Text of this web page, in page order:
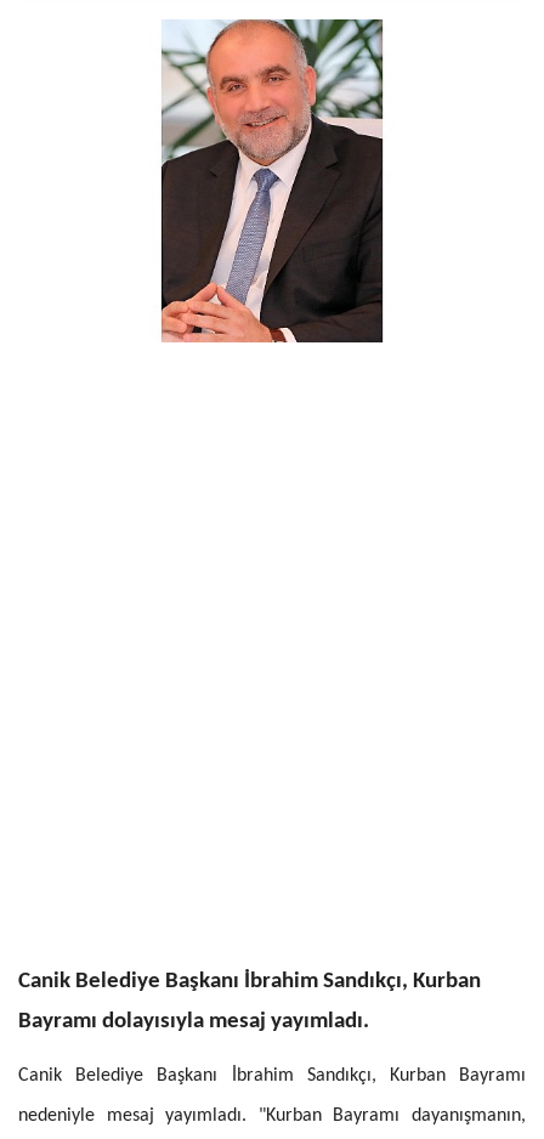
Canik Belediye Başkanı İbrahim Sandıkçı, Kurban
Bayramı dolayısıyla mesaj yayımladı.
Canik Belediye Başkanı İbrahim Sandıkçı, Kurban Bayramı
nedeniyle mesaj yayımladı. "Kurban Bayramı dayanışmanın,